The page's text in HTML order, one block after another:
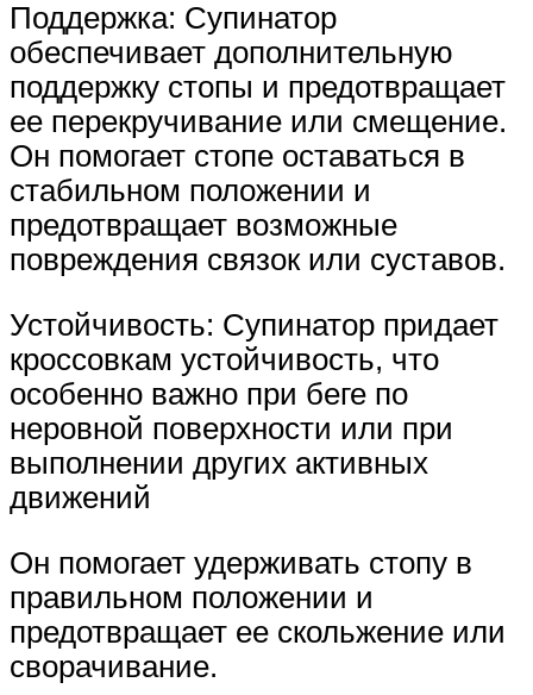
Поддержка: Супинатор
обеспечивает дополнительную
поддержку стопы и предотвращает
ее перекручивание или смещение.
Он помогает стопе оставаться в
стабильном положении и
предотвращает возможные
повреждения связок или суставов.
Устойчивость: Супинатор придает
кроссовкам устойчивость, что
особенно важно при беге по
неровной поверхности или при
выполнении других активных
движений
Он помогает удерживать стопу в
правильном положении и
предотвращает ее скольжение или
сворачивание.